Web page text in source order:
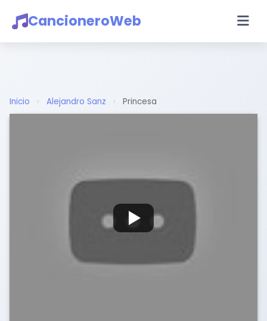
CancioneroWeb
Inicio › Alejandro Sanz › Princesa